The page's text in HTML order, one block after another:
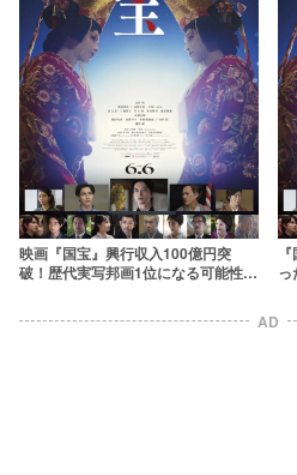
映画『国宝』興行収入100億円突
破！歴代実写邦画1位になる可能性や
っ
AD